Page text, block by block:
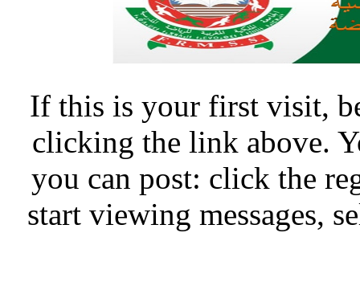
If this is your first visit,
clicking the link above.
you can post: click the
start viewing messages,